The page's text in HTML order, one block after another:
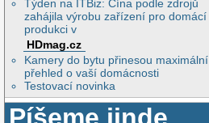
Týden na ITBiz: Čína podle zdrojů
zahájila výrobu zařízení pro domácí
produkci v
HDmag.cz
Kamery do bytu přinesou maximální
přehled o vaší domácnosti
Testovací novinka